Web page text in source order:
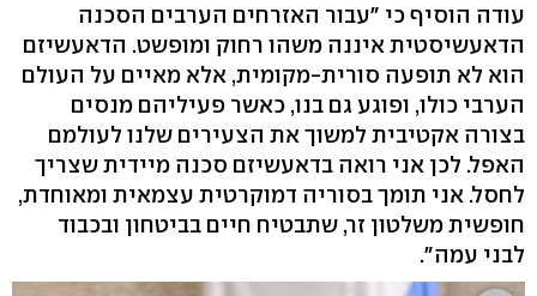
עודה הוסיף כי "עבור האזרחים הערבים הסכנה
הדאעשיסטית איננה משהו רחוק ומופשט. הדאעשיזם
הוא לא תופעה סורית-מקומית, אלא מאיים על העולם
הערבי כולו, ופוגע גם בנו, כאשר פעיליהם מנסים
בצורה אקטיבית למשוך את הצעירים שלנו לעולמם
האפל. לכן אני רואה בדאעשיזם סכנה מיידית שצריך
לחסל. אני תומך בסוריה דמוקרטית עצמאית ומאוחדת,
חופשית משלטון זר, שתבטיח חיים בביטחון ובכבוד
לבני עמה".